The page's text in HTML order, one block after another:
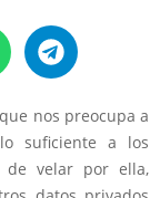
nos preocupa a
suficiente a los
de velar por ella,